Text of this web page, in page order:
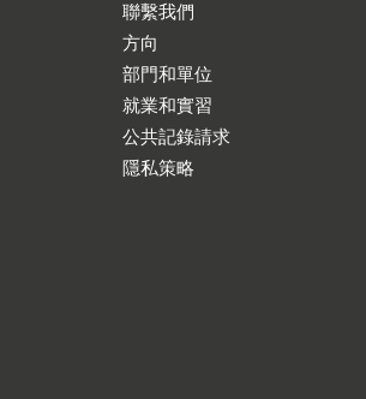
聯繫我們
方向
部門和單位
就業和實習
公共記錄請求
隱私策略